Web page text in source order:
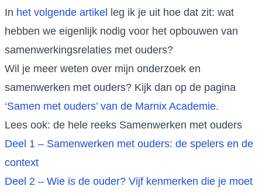
In het volgende artikel leg ik je uit hoe dat zit: wat
hebben we eigenlijk nodig voor het opbouwen van
samenwerkingsrelaties met ouders?
Wil je meer weten over mijn onderzoek en
samenwerken met ouders? Kijk dan op de pagina
‘Samen met ouders’ van de Marnix Academie.
Lees ook: de hele reeks Samenwerken met ouders
Deel 1 – Samenwerken met ouders: de spelers en de
context
Deel 2 – Wie is de ouder? Vijf kenmerken die je moet